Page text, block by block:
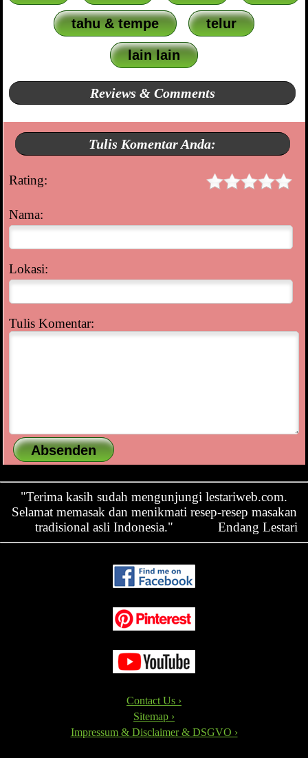
tahu & tempe telur
lain lain
Reviews & Comments
Tulis Komentar Anda:
Rating:
Nama:
Lokasi:
Tulis Komentar:
"Terima kasih sudah mengunjungi lestariweb.com.
Selamat memasak dan menikmati resep-resep masakan
tradisional asli Indonesia."
Endang Lestari
Contact Us ›
Sitemap ›
Impressum & Disclaimer & DSGVO ›